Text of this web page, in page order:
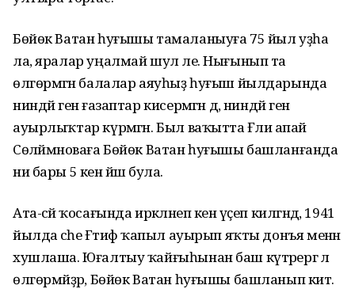
Бөйөк Ватан һуғышы тамаланыуға 75 йыл уҙһа
ла, яралар уңалмай шул әле. Нығынып та
өлгөрмәгән балалар аяуһыҙ һуғыш йылдарында
ниндәй генә ғазаптар кисермәгән дә, ниндәй генә
ауырлыҡтар күрмәгән. Был ваҡытта Ғәлиә апай
Сөләймәноваға Бөйөк Ватан һуғышы башланғанда
ни бары 5 кенә йәш була.
Ата-әсәй ҡосағында иркәләнеп кенә үҫеп килгәндә, 1941
йылда әсәһе Ғәтифә ҡапыл ауырып яҡты донъя менән
хушлаша. Юғалтыу ҡайғыһынан баш күтәрергә лә
өлгөрмәйҙәр, Бөйөк Ватан һуғышы башланып китә.